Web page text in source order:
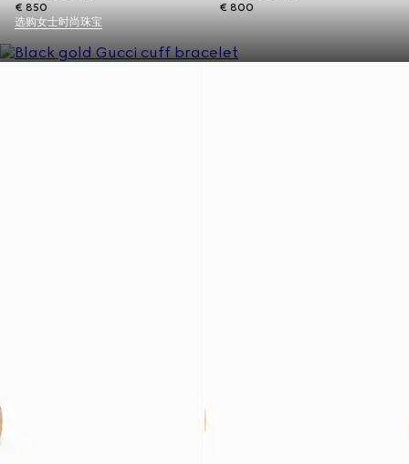
€ 850
€ 800
选购女士时尚珠宝